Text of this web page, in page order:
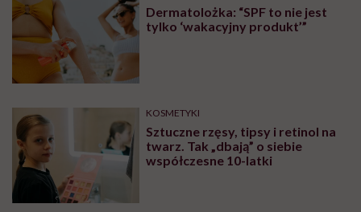
Dermatolożka: “SPF to nie jest
tylko ‘wakacyjny produkt’”
KOSMETYKI
Sztuczne rzęsy, tipsy i retinol na
twarz. Tak „dbają” o siebie
współczesne 10-latki